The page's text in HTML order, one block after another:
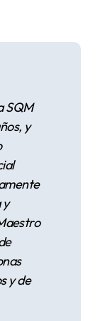
SQM
y
y
y de